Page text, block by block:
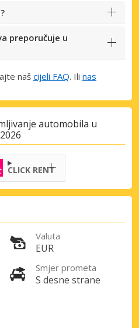
ponudama naših
preporučuje u
naš cijeli FAQ. Ili nas
automobila u
CLICK RENT
Valuta
EUR
Smjer prometa
S desne strane